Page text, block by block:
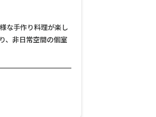
な手作り料理が楽し
、非日常空間の個室